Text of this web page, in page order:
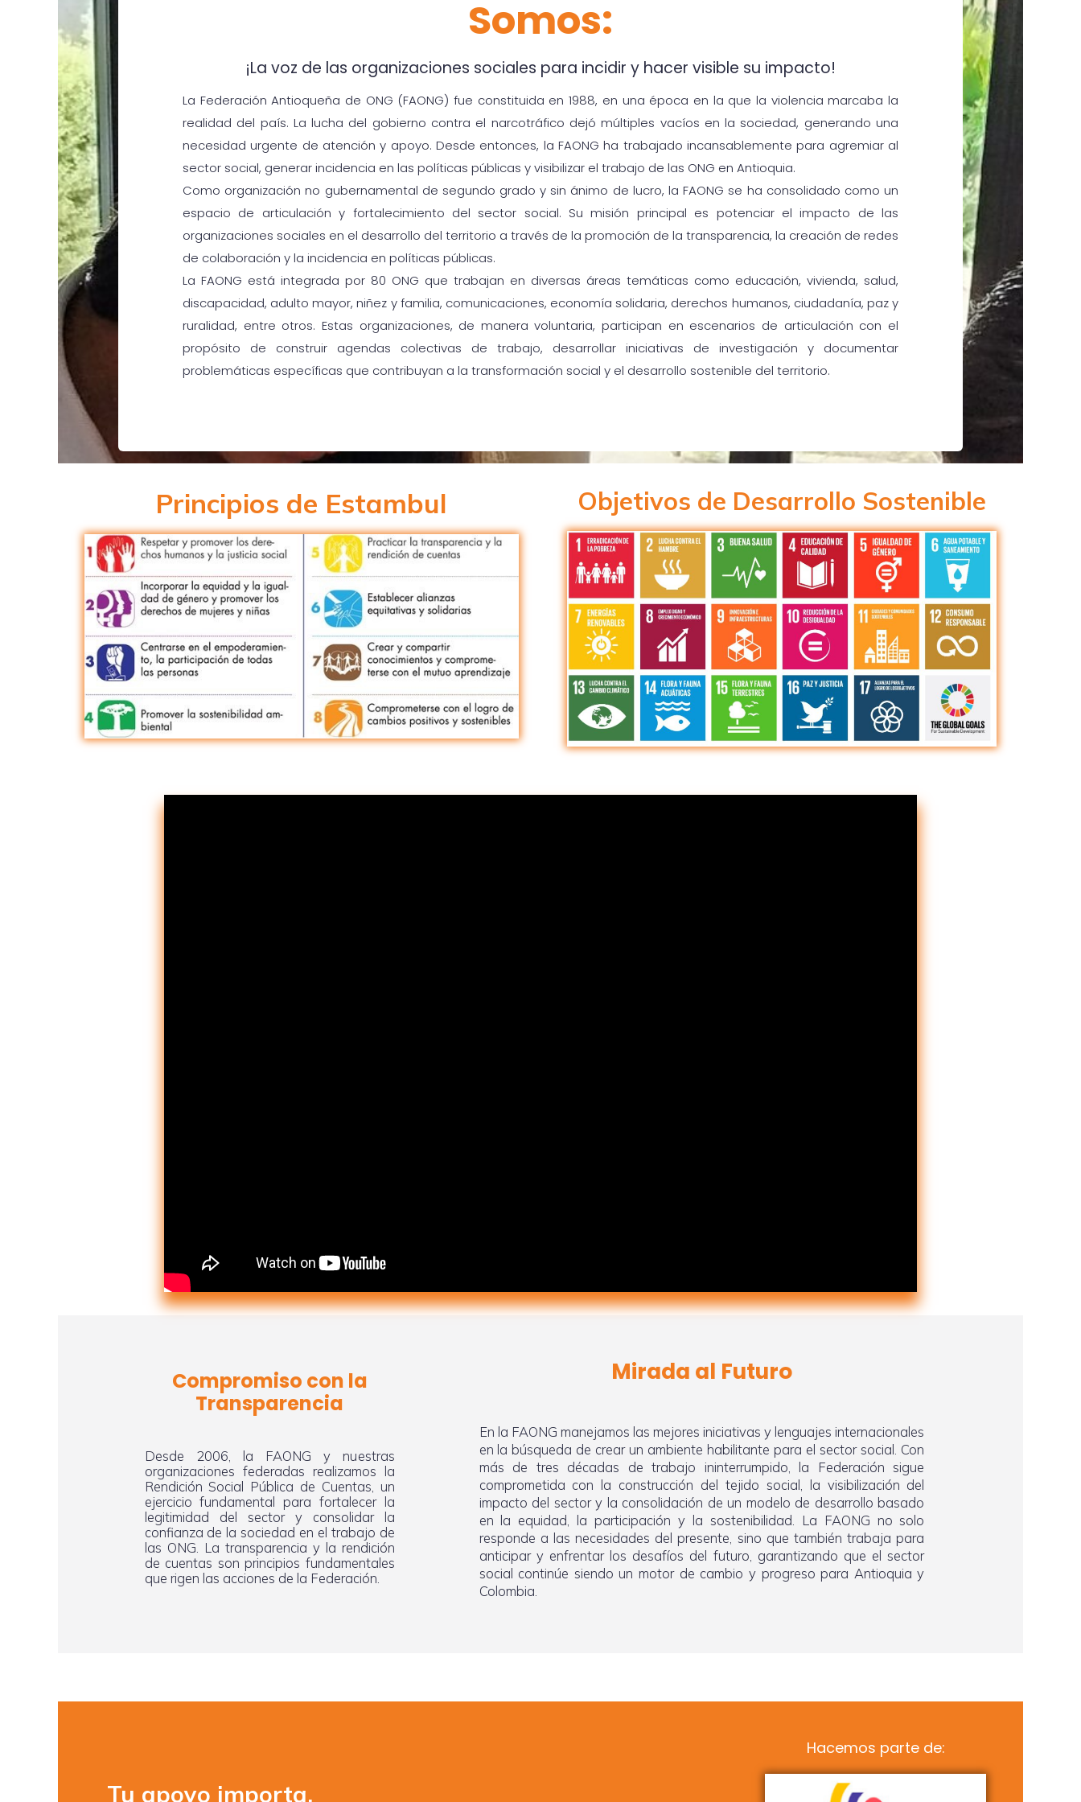
Somos:
¡La voz de las organizaciones sociales para incidir y hacer visible su impacto!
La Federación Antioqueña de ONG (FAONG) fue constituida en 1988, en una época en la que la violencia marcaba la
realidad del país. La lucha del gobierno contra el narcotráfico dejó múltiples vacíos en la sociedad, generando una
necesidad urgente de atención y apoyo. Desde entonces, la FAONG ha trabajado incansablemente para agremiar al
sector social, generar incidencia en las políticas públicas y visibilizar el trabajo de las ONG en Antioquia.
Como organización no gubernamental de segundo grado y sin ánimo de lucro, la FAONG se ha consolidado como un
espacio de articulación y fortalecimiento del sector social. Su misión principal es potenciar el impacto de las
organizaciones sociales en el desarrollo del territorio a través de la promoción de la transparencia, la creación de redes
de colaboración y la incidencia en políticas públicas.
La FAONG está integrada por 80 ONG que trabajan en diversas áreas temáticas como educación, vivienda, salud,
discapacidad, adulto mayor, niñez y familia, comunicaciones, economía solidaria, derechos humanos, ciudadanía, paz y
ruralidad, entre otros. Estas organizaciones, de manera voluntaria, participan en escenarios de articulación con el
propósito de construir agendas colectivas de trabajo, desarrollar iniciativas de investigación y documentar
problemáticas específicas que contribuyan a la transformación social y el desarrollo sostenible del territorio.
Principios de Estambul Objetivos de Desarrollo Sostenible
Compromiso con la
Transparencia
Desde 2006, la FAONG y nuestras
organizaciones federadas realizamos la
Rendición Social Pública de Cuentas, un
ejercicio fundamental para fortalecer la
legitimidad del sector y consolidar la
confianza de la sociedad en el trabajo de
las ONG. La transparencia y la rendición
de cuentas son principios fundamentales
que rigen las acciones de la Federación.
Mirada al Futuro
En la FAONG manejamos las mejores iniciativas y lenguajes internacionales
en la búsqueda de crear un ambiente habilitante para el sector social. Con
más de tres décadas de trabajo ininterrumpido, la Federación sigue
comprometida con la construcción del tejido social, la visibilización del
impacto del sector y la consolidación de un modelo de desarrollo basado
en la equidad, la participación y la sostenibilidad. La FAONG no solo
responde a las necesidades del presente, sino que también trabaja para
anticipar y enfrentar los desafíos del futuro, garantizando que el sector
social continúe siendo un motor de cambio y progreso para Antioquia y
Colombia.
Tu apoyo importa.
Hacemos parte de: